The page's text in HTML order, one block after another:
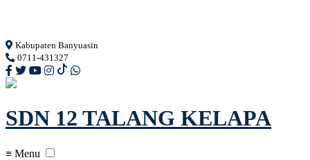
Kabupaten Banyuasin
0711-431327
SDN 12 TALANG KELAPA
≡ Menu